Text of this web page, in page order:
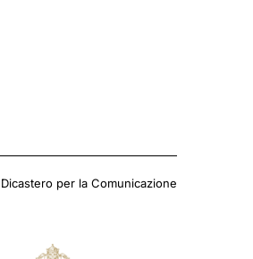
per la Comunicazione